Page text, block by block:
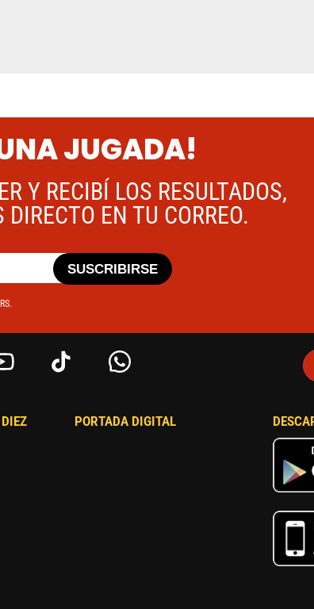
JUGADA!
Y RECIBÍ LOS RESULTADOS,
EN TU CORREO.
SUSCRIBIRSE
PORTADA DIGITAL